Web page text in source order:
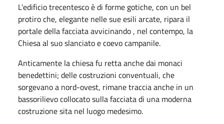
L'edificio trecentesco è di forme gotiche, con un bel
protiro che, elegante nelle sue esili arcate, ripara il
portale della facciata avvicinando , nel contempo, la
Chiesa al suo slanciato e coevo campanile.
Anticamente la chiesa fu retta anche dai monaci
benedettini; delle costruzioni conventuali, che
sorgevano a nord-ovest, rimane traccia anche in un
bassorilievo collocato sulla facciata di una moderna
costruzione sita nel luogo medesimo.